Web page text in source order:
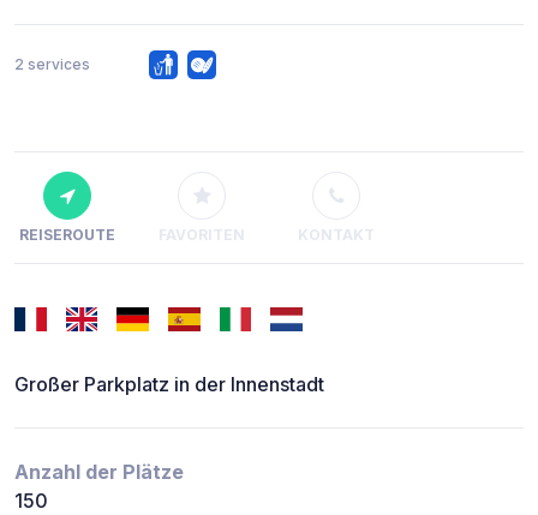
2 services
REISEROUTE FAVORITEN KONTAKT
Großer Parkplatz in der Innenstadt
Anzahl der Plätze
150